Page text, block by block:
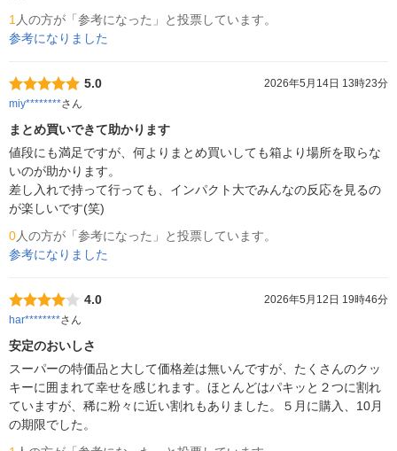
1 人の方が「参考になった」と投票しています。
参考になりました
5.0
2026年5月14日 13時23分
miy********さん
まとめ買いできて助かります
値段にも満足ですが、何よりまとめ買いしても箱より場所を取らな
いのが助かります。
差し入れで持って行っても、インパクト大でみんなの反応を見るの
が楽しいです(笑)
0人の方が「参考になった」と投票しています。
参考になりました
4.0
2026年5月12日 19時46分
har********さん
安定のおいしさ
スーパーの特価品と大して価格差は無いんですが、たくさんのクッ
キーに囲まれて幸せを感じれます。ほとんどはパキッと２つに割れ
ていますが、稀に粉々に近い割れもありました。５月に購入、10月
の期限でした。